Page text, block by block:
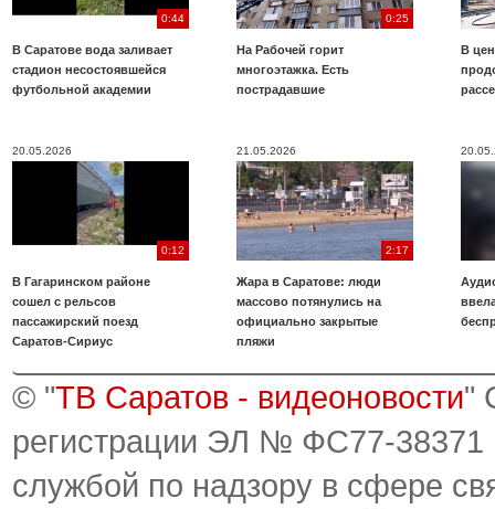
0:44
В Саратове вода заливает
стадион несостоявшейся
футбольной академии
0:25
На Рабочей горит
многоэтажка. Есть
пострадавшие
В
20.05.2026
0:12
В Гагаринском районе
сошел с рельсов
пассажирский поезд
Саратов-Сириус
21.05.2026
2:17
Жара в Саратове: люди
массово потянулись на
официально закрытые
пляжи
© "ТВ Саратов - видеоновости"
регистрации ЭЛ № ФС77-38371
службой по надзору в сфере